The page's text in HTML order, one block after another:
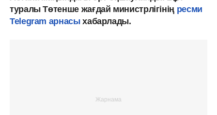
туралы Төтенше жағдай министрлігінің ресми
Telegram арнасыхабарлады.